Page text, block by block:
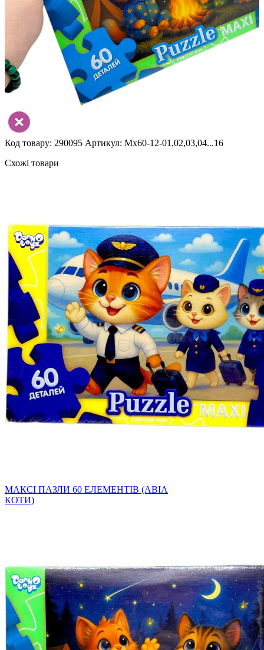
Код товару: 290095 Артикул: Mx60-12-01,02,03,04...16
Схожі товари
МАКСІ ПАЗЛИ 60 ЕЛЕМЕНТІВ (АВІА
КОТИ)